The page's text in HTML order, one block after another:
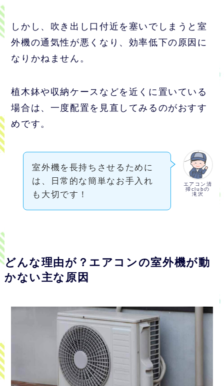
しかし、吹き出し口付近を塞いでしまうと室
外機の通気性が悪くなり、効率低下の原因に
なりかねません。
植木鉢や収納ケースなどを近くに置いている
場合は、一度配置を見直してみるのがおすす
めです。
エアコン清
掃clubの
滝沢
室外機を長持ちさせるために
は、日常的な簡単なお手入れ
も大切です！
どんな理由が？エアコンの室外機が動
かない主な原因